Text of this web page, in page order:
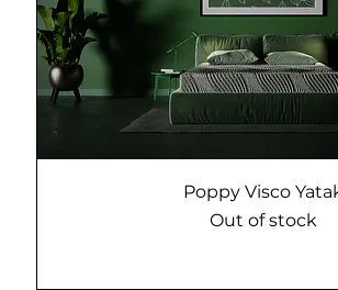
Poppy Visco
Out of stock